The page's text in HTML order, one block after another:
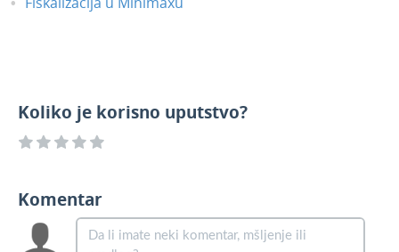
Webinar, e-book i blog
Koliko je korisno uputstvo?
Komentar